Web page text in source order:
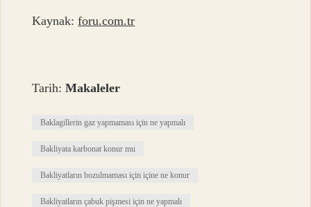
Kaynak:foru.com.tr
Tarih:Makaleler
Baklagillerin gaz yapmaması için ne yapmalı
Bakliyata karbonat konur mu
Bakliyatların bozulmaması için içine ne konur
Bakliyatların çabuk pişmesi için ne yapmalı